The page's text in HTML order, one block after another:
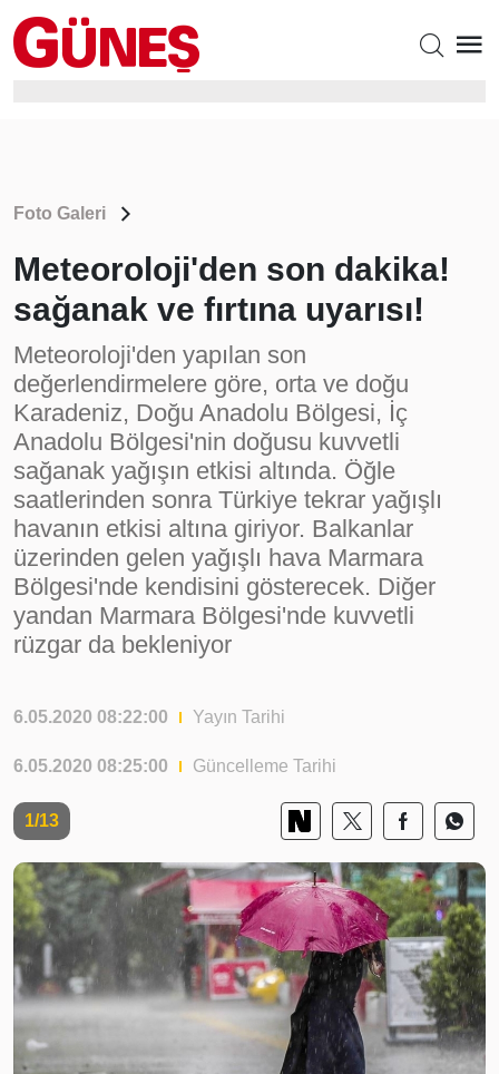
Foto Galeri
Meteoroloji'den son dakika!
sağanak ve fırtına uyarısı!
Meteoroloji'den yapılan son
değerlendirmelere göre, orta ve doğu
Karadeniz, Doğu Anadolu Bölgesi, İç
Anadolu Bölgesi'nin doğusu kuvvetli
sağanak yağışın etkisi altında. Öğle
saatlerinden sonra Türkiye tekrar yağışlı
havanın etkisi altına giriyor. Balkanlar
üzerinden gelen yağışlı hava Marmara
Bölgesi'nde kendisini gösterecek. Diğer
yandan Marmara Bölgesi'nde kuvvetli
rüzgar da bekleniyor
6.05.2020 08:22:00 Yayın Tarihi
6.05.2020 08:25:00 Güncelleme Tarihi
1/13